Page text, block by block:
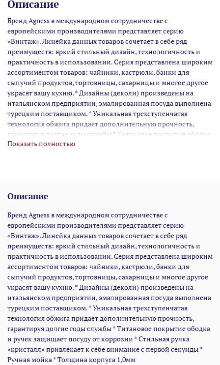
Описание
Бренд Agness в международном сотрудничестве с
европейскими производителями представляет серию
«Винтаж». Линейка данных товаров сочетает в себе ряд
преимуществ: яркий стильный дизайн, технологичность и
практичность в использовании. Серия представлена широким
ассортиментом товаров: чайники, кастрюли, банки для
сыпучий продуктов, тортовницы, сахарницы и многое другое
украсят вашу кухню. * Дизайны (деколи) произведены на
итальянском предприятии, эмалированная посуда выполнена
турецким поставщиком. * Уникальная трехступенчатая
технология обжига придает дополнительную прочность,
гарантируя долгие годы службы * Титановое покрытие ободка
и ручек защищает посуду от коррозии * Стильная ручка
Показать полностью
Описание
Бренд Agness в международном сотрудничестве с
европейскими производителями представляет серию
«Винтаж». Линейка данных товаров сочетает в себе ряд
преимуществ: яркий стильный дизайн, технологичность и
практичность в использовании. Серия представлена широким
ассортиментом товаров: чайники, кастрюли, банки для
сыпучий продуктов, тортовницы, сахарницы и многое другое
украсят вашу кухню. * Дизайны (деколи) произведены на
итальянском предприятии, эмалированная посуда выполнена
турецким поставщиком. * Уникальная трехступенчатая
технология обжига придает дополнительную прочность,
гарантируя долгие годы службы * Титановое покрытие ободка
и ручек защищает посуду от коррозии * Стильная ручка
«кристалл» привлекает к себе внимание с первой секунды *
Ручная мойка * Толщина корпуса 1,0мм